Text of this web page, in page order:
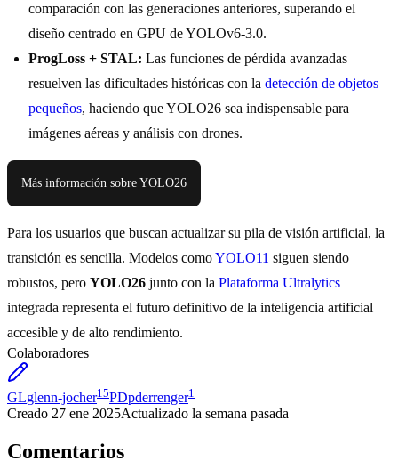
comparación con las generaciones anteriores, superando el
diseño centrado en GPU de YOLOv6-3.0.
ProgLoss + STAL: Las funciones de pérdida avanzadas
resuelven las dificultades históricas con la detección de objetos
pequeños, haciendo que YOLO26 sea indispensable para
imágenes aéreas y análisis con drones.
Más información sobre YOLO26
Para los usuarios que buscan actualizar su pila de visión artificial, la
transición es sencilla. Modelos comoYOLO11 siguen siendo
robustos, pero YOLO26 junto con la Plataforma Ultralytics
integrada representa el futuro definitivo de la inteligencia artificial
accesible y de alto rendimiento.
Colaboradores
GLglenn-jocher15PDpderrenger1
Creado 27 ene 2025Actualizado la semana pasada
Comentarios